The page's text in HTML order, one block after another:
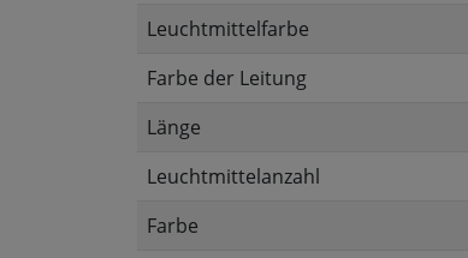
Leuchtmittelfarbe
Farbe der Leitung
Länge
Leuchtmittelanzahl
Farbe